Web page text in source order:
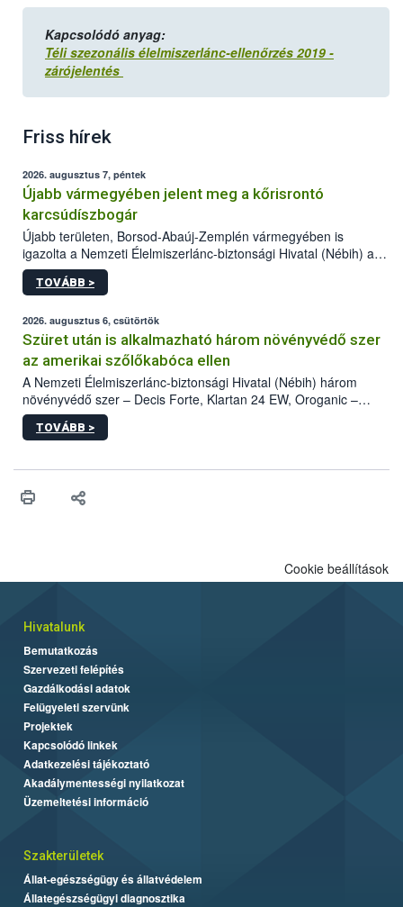
Kapcsolódó anyag:
Téli szezonális élelmiszerlánc-ellenőrzés 2019 -
zárójelentés
Friss hírek
2026. augusztus 7, péntek
Újabb vármegyében jelent meg a kőrisrontó
karcsúdíszbogár
Újabb területen, Borsod-Abaúj-Zemplén vármegyében is
igazolta a Nemzeti Élelmiszerlánc-biztonsági Hivatal (Nébih) a
kőrisrontó karcsúdíszbogár (Agrilus planipennis) jelenlétét. A
kártevőt nem csak színcsapdában találták meg, de már fertőzött
az intenzív felderítést, emellett az intézkedéseket a szlovák
hatósággal is összehangolják a terjedés megállítása érdekében.
TOVÁBB >
2026. augusztus 6, csütörtök
Szüret után is alkalmazható három növényvédő szer
az amerikai szőlőkabóca ellen
A Nemzeti Élelmiszerlánc-biztonsági Hivatal (Nébih) három
növényvédő szer – Decis Forte, Klartan 24 EW, Oroganic –
engedélyokiratát módosította, így azok a szüretet követően,
egészen a vesszőérettség (BBCH 91) stádiumáig
érésű szőlőkben is legyen lehetőség a károsító elleni további
felhasználók számára is elérhető és ökológiai termesztésben is
TOVÁBB >
Cookie beállítások
Hivatalunk
Bemutatkozás
Szervezeti felépítés
Gazdálkodási adatok
Felügyeleti szervünk
Projektek
Kapcsolódó linkek
Adatkezelési tájékoztató
Akadálymentességi nyilatkozat
Üzemeltetési információ
Szakterületek
Állat-egészségügy és állatvédelem
Állategészségügyi diagnosztika